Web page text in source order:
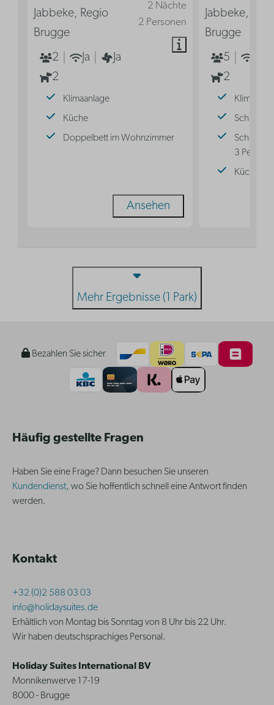
2 Nächte
2 Personen
Jabbeke, Regio
Brugge
2
Ja
Ja
2
Klimaanlage
Küche
Doppelbett im Wohnzimmer
Ansehen
Jabbeke,
Brugge
5
2
3
Küche
Mehr Ergebnisse (1 Park)
Bezahlen Sie sicher
Häufig gestellte Fragen
Haben Sie eine Frage? Dann besuchen Sie unseren
Kundendienst, wo Sie hoffentlich schnell eine Antwort finden
werden.
Kontakt
+32 (0)2 588 03 03
info@holidaysuites.de
Erhältlich von Montag bis Sonntag von 8 Uhr bis 22 Uhr.
Wir haben deutschsprachiges Personal.
Holiday Suites International BV
Monnikenwerve 17-19
8000 - Brugge